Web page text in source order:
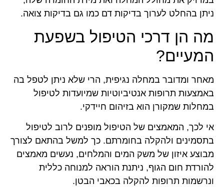
ניתן בהחלט לערוך בדיקות דם כמו גם בדיקות צואה.
מה הן דרכי הטיפול בשפעת
המעיים?
מאחר ומדובר במחלה נגיפית, הרי שלא ניתן לטפל בה
באמצעות תרופות אנטיביוטיות שמיועדות לטיפול
במחלות שמקורן הוא בזיהום חיידקי.
אי לכך, המאמצים של הטיפול מופנים לרוב לטיפול
בתסמינים ולהקלה בחומרתם. כך למשל בהתאם לצורך
מבוצע איזון של משק המים והמלחים, נעשים מאמצים
להורדת חום הגוף, ניתנת הוראה למנוחה כללית
ונרשמות תרופות להקלה בכאבי הבטן.